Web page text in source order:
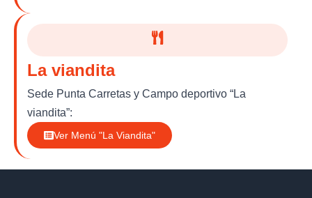
La viandita
Sede Punta Carretas y Campo deportivo “La
viandita”:
Ver Menú "La Viandita"